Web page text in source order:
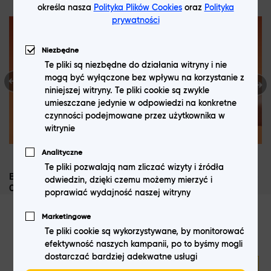
funkcje aparatu).
realme 11 - specyfikacja techniczna
Realme 11to flagowiec z "krwi i kości", który zyskuje coraz
większą popularność na rynku. Wyróżnia się przede wszystkim
atrakcyjnym designem, wydajnymi podzespołami oraz
przystępną ceną, biorąc pod uwagę jego moc.
wyrożnić:
Wyświetlacz: Zarówno realme 11 Pro 5G, jak i jego mocniejsza
wersja - realme 11 Pro+ 5G, to modele, które wyróżniają się
przede wszystkim ekranem. Ekrany dotykowe realme 11 to 6,7-
calowe wyświetlacze AMOLED o rozdzielczości 2412 x 1080
pikseli (daje to aż 394 pikseli na cal) i odświeżaniu 120 Hz. Dzięki
temu ekrany AMOLED realme 11 są w stanie zapewnić wyraźny i
szczegółowy obraz oraz wyjątkowo płynną animację.
Brak wprowadzonego bloku o nazwie systemowej: raty-
0
Dołącz do newslettera!
określa nasza Polityka Plików Cookiesoraz Polityka
prywatności
Niezbędne
Te pliki są niezbędne do działania witryny i nie
mogą być wyłączone bez wpływu na korzystanie z
niniejszej witryny. Te pliki cookie są zwykle
umieszczane jedynie w odpowiedzi na konkretne
czynności podejmowane przez użytkownika w
witrynie
Analityczne
Te pliki pozwalają nam zliczać wizyty i źródła
odwiedzin, dzięki czemu możemy mierzyć i
poprawiać wydajność naszej witryny
Marketingowe
Te pliki cookie są wykorzystywane, by monitorować
efektywność naszych kampanii, po to byśmy mogli
dostarczać bardziej adekwatne usługi